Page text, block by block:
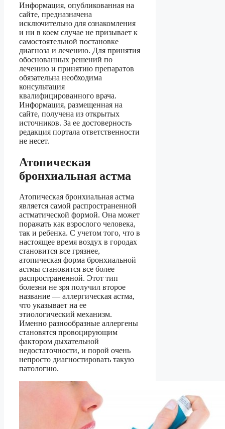
Информация, опубликованная на
сайте, предназначена
исключительно для ознакомления
и ни в коем случае не призывает к
самостоятельной постановке
диагноза и лечению. Для принятия
обоснованных решений по
лечению и принятию препаратов
обязательна необходима
консультация
квалифицированного врача.
Информация, размещенная на
сайте, получена из открытых
источников. За ее достоверность
редакция портала ответственности
не несет.
Атопическая
бронхиальная астма
Атопическая бронхиальная астма
является самой распространенной
астматической формой. Она может
поражать как взрослого человека,
так и ребенка. С учетом того, что в
настоящее время воздух в городах
становится все грязнее,
атопическая форма бронхиальной
астмы становится все более
распространенной. Этот тип
болезни не зря получил второе
название — аллергическая астма,
что указывает на ее
этиологический механизм.
Именно разнообразные аллергены
становятся провоцирующим
фактором дыхательной
недостаточности, и порой очень
непросто диагностировать такую
патологию.